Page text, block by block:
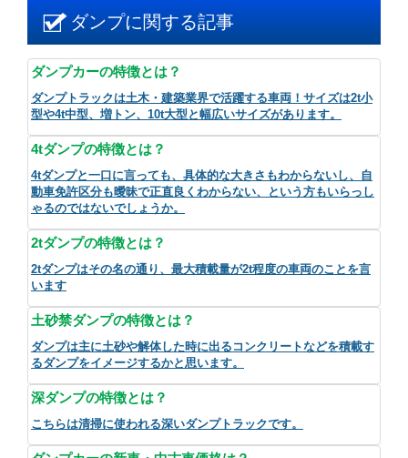
ダンプに関する記事
ダンプカーの特徴とは？
ダンプトラックは土木・建築業界で活躍する車両！サイズは2t小
型や4t中型、増トン、10t大型と幅広いサイズがあります。
4tダンプの特徴とは？
4tダンプと一口に言っても、具体的な大きさもわからないし、自
動車免許区分も曖昧で正直良くわからない、という方もいらっし
ゃるのではないでしょうか。
2tダンプの特徴とは？
2tダンプはその名の通り、最大積載量が2t程度の車両のことを言
います
土砂禁ダンプの特徴とは？
ダンプは主に土砂や解体した時に出るコンクリートなどを積載す
るダンプをイメージするかと思います。
深ダンプの特徴とは？
こちらは清掃に使われる深いダンプトラックです。